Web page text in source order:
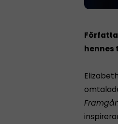
hennes